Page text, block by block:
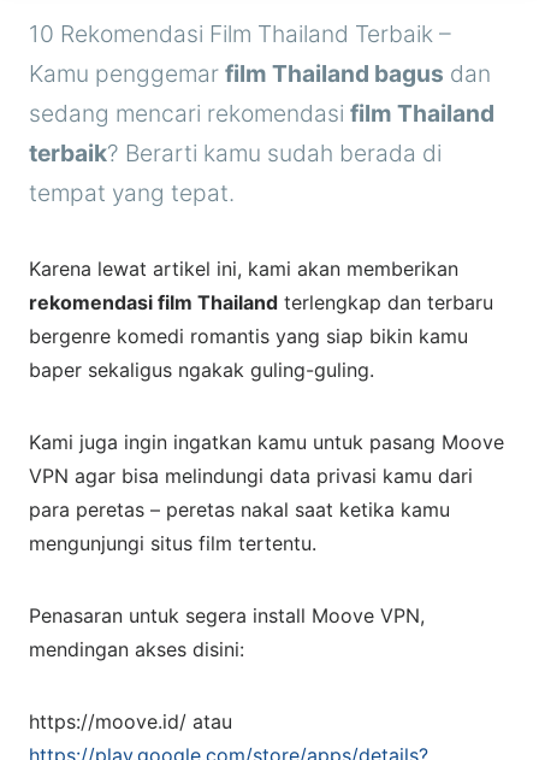
10 Rekomendasi Film Thailand Terbaik –
Kamu penggemar film Thailand bagus dan
sedang mencari rekomendasi film Thailand
terbaik? Berarti kamu sudah berada di
tempat yang tepat.
Karena lewat artikel ini, kami akan memberikan
rekomendasi film Thailand terlengkap dan terbaru
bergenre komedi romantis yang siap bikin kamu
baper sekaligus ngakak guling-guling.
Kami juga ingin ingatkan kamu untuk pasang Moove
VPN agar bisa melindungi data privasi kamu dari
para peretas – peretas nakal saat ketika kamu
mengunjungi situs film tertentu.
Penasaran untuk segera install Moove VPN,
mendingan akses disini:
https://moove.id/ atau
https://play.google.com/store/apps/details?